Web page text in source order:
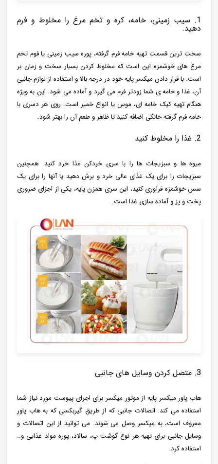
1. سیب زمینی، خامه، کره و تخم مرغ را مخلوط و فرم
دهید.
سخت ترین قسمت تهیه خامه فرم گرفته، پوره سیب زمینی یا فوم تخم
مرغ های خوشمزه این است که مخلوط کردن بسیار سخت و زمان بر
است. با قرار دادن میکسر پایه خود در درجه بالا و استفاده از لوازم جانبی
آن، غذا و خامه ی شما زودتر فرم می گیرد و آماده می شود. این به ویژه
هنگام تهیه کیک خامه ای، موس یا انواع خمیر است. روی هر دسری با
خامه فرم گرفته خانگی اضافه کنید تا ظاهر و طعم آن را بهتر شود.
2. غذا را مخلوط کنید
میوه ها و سبزیجات ها را با سری خردکن غذا خرد کنید. همچنین
سبزیجات را برای یک غذای عالی خرد و برش دهید یا آنها را برای یک
سس خوشمزه فرآوری کنید، این سری همزن پایه، یکی از اجزای ضروری
پخت و پز و آماده سازی غذا است.
3. متصل کردن وسایل های جانبی
هاب پاور میکسر پایه از موتور میکسر برای اجرای پیوست مورد نیاز شما
استفاده می کند. اتصالات جانبی که از طریق گیربکسی که به هاب پاور
معروف است، به میکسر وصل می شوند. می توانید از این اتصالات و
وسایل جانبی برای تهیه هر نوع گوشت پ، سالاد، پوره مواد غذایی و..
استفاده کرد.